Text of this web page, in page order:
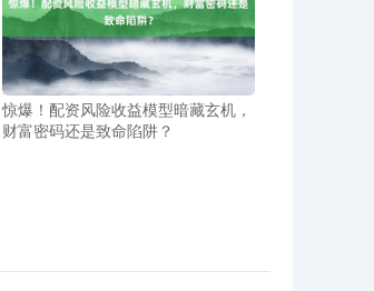
惊爆！配资风险收益模型暗藏玄机，
财富密码还是致命陷阱？